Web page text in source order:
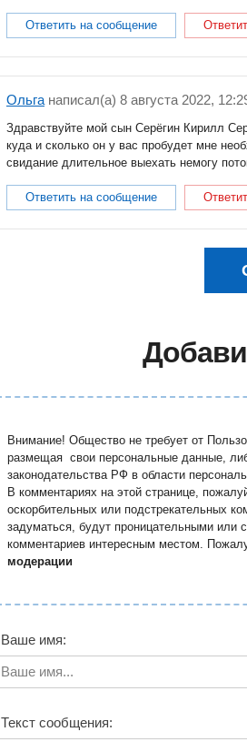
Ответить на сообщение
Ольга написал(a) 8 августа 2022,
Здравствуйте мой сын Серёгин Кирилл
куда и сколько он у вас пробудет мне
свидание длительное выехать немогу
Ответить на сообщение
Внимание! Общество не требует от
размещая свои персональные данные,
законодательства РФ в области
В комментариях на этой странице,
оскорбительных или подстрекательных
задуматься, будут проницательными или
комментариев интересным местом.
модерации
Ваше имя:
Текст сообщения: